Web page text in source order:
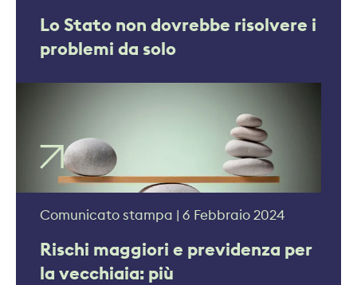
Lo Stato non dovrebbe risolvere i
problemi da solo
Comunicato stampa | 6 Febbraio 2024
Rischi maggiori e previdenza per
la vecchiaia: più